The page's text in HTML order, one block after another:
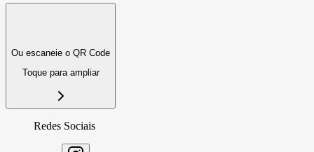
Ou escaneie o QR Code
Toque para ampliar
Redes Sociais